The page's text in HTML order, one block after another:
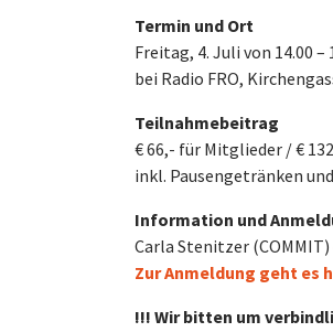
Termin und Ort
Freitag, 4. Juli von 14.00 –
bei Radio FRO,
Teilnahmebeitrag
€ 66,- für Mitglieder / €
inkl. Pausengetränken
Information und
Carla Stenitzer (COMMIT)
Zur Anmeldung geht es
!!! Wir bitten um